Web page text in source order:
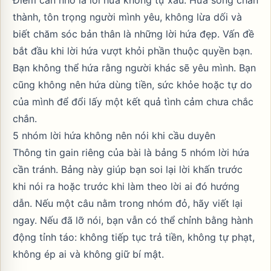
thành, tôn trọng người mình yêu, không lừa dối và
biết chăm sóc bản thân là những lời hứa đẹp. Vấn đề
bắt đầu khi lời hứa vượt khỏi phần thuộc quyền bạn.
Bạn không thể hứa rằng người khác sẽ yêu mình. Bạn
cũng không nên hứa dùng tiền, sức khỏe hoặc tự do
của mình để đổi lấy một kết quả tình cảm chưa chắc
chắn.
5 nhóm lời hứa không nên nói khi cầu duyên
Thông tin gain riêng của bài là bảng 5 nhóm lời hứa
cần tránh. Bảng này giúp bạn soi lại lời khấn trước
khi nói ra hoặc trước khi làm theo lời ai đó hướng
dẫn. Nếu một câu nằm trong nhóm đỏ, hãy viết lại
ngay. Nếu đã lỡ nói, bạn vẫn có thể chỉnh bằng hành
động tỉnh táo: không tiếp tục trả tiền, không tự phạt,
không ép ai và không giữ bí mật.